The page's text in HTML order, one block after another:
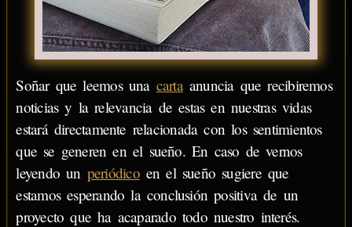
Soñar que leemos una cartaanuncia que recibiremos
noticias y la relevancia de estas en nuestras vidas
estará directamente relacionada con los sentimientos
que se generen en el sueño. En caso de vernos
leyendo un periódicoen el sueño sugiere que
estamos esperando la conclusión positiva de un
proyecto que ha acaparado todo nuestro interés.